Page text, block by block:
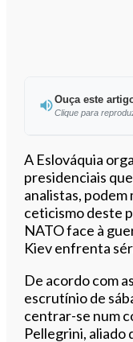
Ouça este
Clique para
A Eslováquia
presidenciais
analistas,
ceticismo deste
NATO face à
Kiev enfrenta
De acordo com
escrutínio de
centrar-se num
Pellegrini,